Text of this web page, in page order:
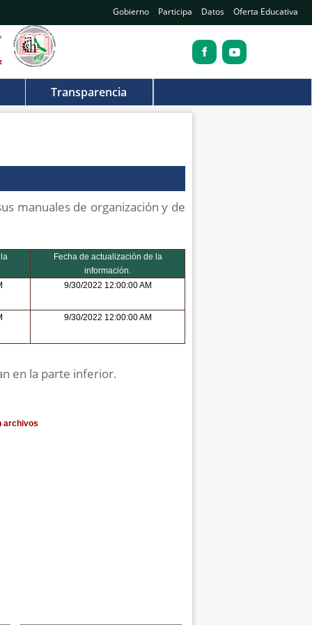
Gobierno Participa Datos Oferta Educativa
Transparencia
manuales de organización y de
Fecha de actualización de la
información.
9/30/2022 12:00:00 AM
9/30/2022 12:00:00 AM
en la parte inferior.
archivos